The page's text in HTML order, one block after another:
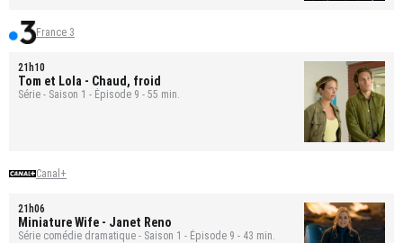
France 3
21h10
Tom et Lola - Chaud, froid
Série - Saison 1 - Épisode 9 - 55 min.
Canal+
21h06
Miniature Wife - Janet Reno
Série comédie dramatique - Saison 1 - Épisode 9 - 43 min.